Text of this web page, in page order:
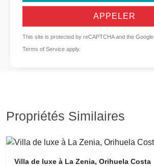
APPELER
This site is protected by reCAPTCHA and the Google
Terms of Service apply.
Propriétés Similaires
Villa de luxe à La Zenia, Orihuela Costa